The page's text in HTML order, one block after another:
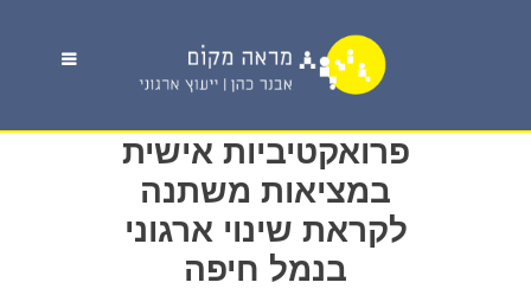
פרואקטיביות אישית
במציאות משתנה
לקראת שינוי ארגוני
בנמל חיפה